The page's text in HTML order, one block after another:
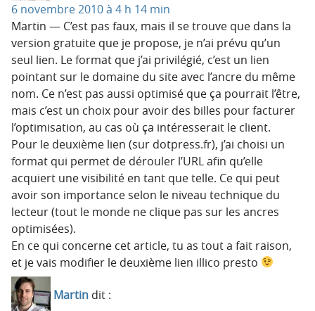
6 novembre 2010 à 4 h 14 min
Martin — C’est pas faux, mais il se trouve que dans la
version gratuite que je propose, je n’ai prévu qu’un
seul lien. Le format que j’ai privilégié, c’est un lien
pointant sur le domaine du site avec l’ancre du même
nom. Ce n’est pas aussi optimisé que ça pourrait l’être,
mais c’est un choix pour avoir des billes pour facturer
l’optimisation, au cas où ça intéresserait le client.
Pour le deuxième lien (sur dotpress.fr), j’ai choisi un
format qui permet de dérouler l’URL afin qu’elle
acquiert une visibilité en tant que telle. Ce qui peut
avoir son importance selon le niveau technique du
lecteur (tout le monde ne clique pas sur les ancres
optimisées).
En ce qui concerne cet article, tu as tout a fait raison,
et je vais modifier le deuxième lien illico presto
Martin dit :